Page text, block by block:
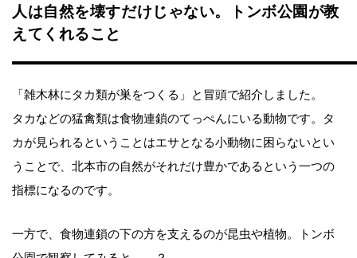
人は自然を壊すだけじゃない。トンボ公園が教
えてくれること
「雑木林にタカ類が巣をつくる」と冒頭で紹介しました。
タカなどの猛禽類は食物連鎖のてっぺんにいる動物です。タ
カが見られるということはエサとなる小動物に困らないとい
うことで、北本市の自然がそれだけ豊かであるという一つの
指標になるのです。
一方で、食物連鎖の下の方を支えるのが昆虫や植物。トンボ